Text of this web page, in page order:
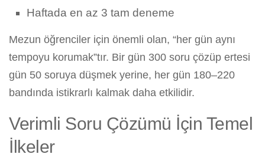
Haftada en az 3 tam deneme
Mezun öğrenciler için önemli olan, “her gün aynı
tempoyu korumak”tır. Bir gün 300 soru çözüp ertesi
gün 50 soruya düşmek yerine, her gün 180–220
bandında istikrarlı kalmak daha etkilidir.
Verimli Soru Çözümü İçin Temel
İlkeler